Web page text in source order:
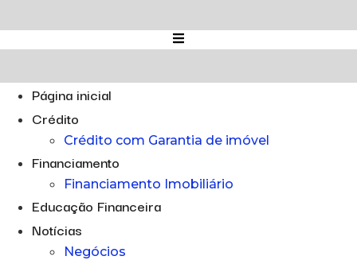
para
o
Página inicial
Crédito
Crédito com Garantia de imóvel
Financiamento
Financiamento Imobiliário
Educação Financeira
Notícias
Negócios